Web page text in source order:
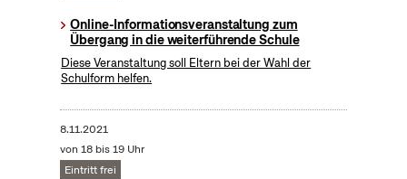
Online-Informationsveranstaltung zum
Übergang in die weiterführende Schule
Diese Veranstaltung soll Eltern bei der Wahl der
Schulform helfen.
8.11.2021
von 18 bis 19 Uhr
Eintritt frei